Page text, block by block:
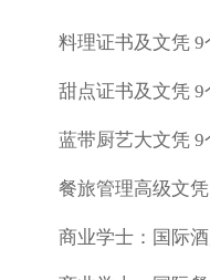
料理证书及文凭 9
甜点证书及文凭 9
蓝带厨艺大文凭
餐旅管理高级文
商业学士：国际